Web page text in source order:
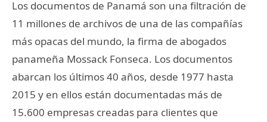
Los documentos de Panamá son una filtración de
11 millones de archivos de una de las compañías
más opacas del mundo, la firma de abogados
panameña Mossack Fonseca. Los documentos
abarcan los últimos 40 años, desde 1977 hasta
2015 y en ellos están documentadas más de
15.600 empresas creadas para clientes que